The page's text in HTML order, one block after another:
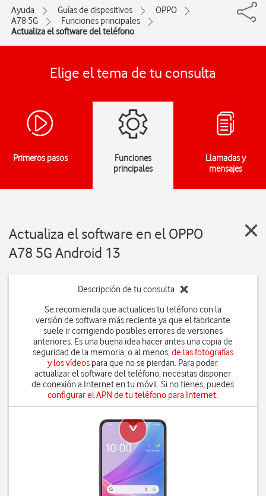
Ayuda Guías de dispositivos
OPPO
A78 5G
Funciones principales
Actualiza el software del teléfono
Elige el tema de tu consulta
Primeros pasos
Funciones
principales
Llamadas y
mensajes
Actualiza el software en el OPPO
A78 5G Android 13
Descripción de tu consulta
Se recomienda que actualices tu teléfono con la
versión de software más reciente ya que el fabricante
suele ir corrigiendo posibles errores de versiones
anteriores. Es una buena idea hacer antes una copia de
seguridad de la memoria, o al menos,de las fotografías
y los vídeos para que no se pierdan. Para poder
actualizar el software del teléfono, necesitas disponer
de conexión a Internet en tu móvil. Si no tienes, puedes
configurar el APN de tu teléfono para Internet.